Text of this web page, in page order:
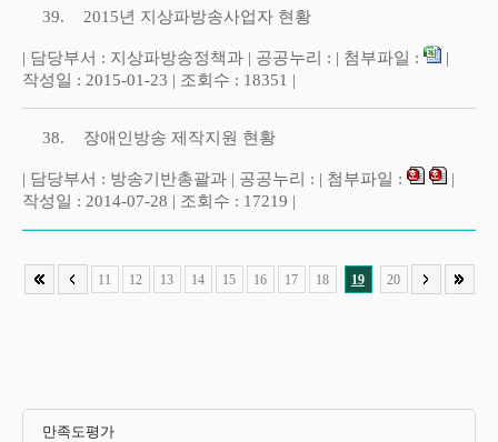
39. 2015년 지상파방송사업자 현황
| 담당부서 : 지상파방송정책과 | 공공누리 : | 첨부파일 :
|
작성일 : 2015-01-23 | 조회수 : 18351 |
38. 장애인방송 제작지원 현황
| 담당부서 : 방송기반총괄과 | 공공누리 : | 첨부파일 :
|
작성일 : 2014-07-28 | 조회수 : 17219 |
11 12 13 14 15 16 17 18 19 20
만족도평가